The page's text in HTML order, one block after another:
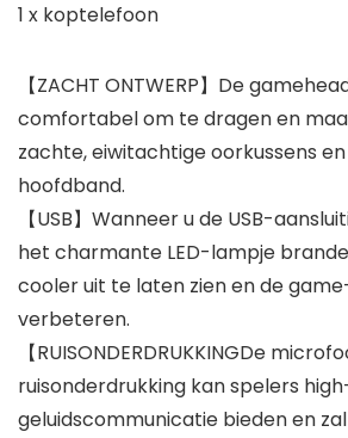
1 x koptelefoon
【ZACHT ONTWERP】De
comfortabel om te dragen en
zachte, eiwitachtige oorkussens
hoofdband.
【USB】Wanneer u de USB-
het charmante LED-lampje
cooler uit te laten zien en de
verbeteren.
【RUISONDERDRUKKINGDe
ruisonderdrukking kan spelers
geluidscommunicatie bieden en